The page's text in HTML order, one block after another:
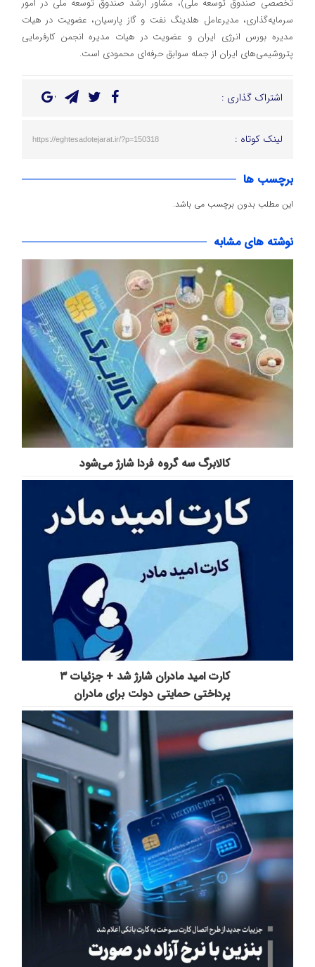
سرمایه‌گذاری، مدیرعامل هلدینگ نفت و گاز پارسیان، عضویت در هیات
مدیره بورس انرژی ایران و عضویت در هیات مدیره انجمن کارفرمایی
پتروشیمی‌های ایران از جمله سوابق حرفه‌ای محمودی است.
اشتراک گذاری :
لینک کوتاه : https://eghtesadotejarat.ir/?p=150318
برچسب ها
این مطلب بدون برچسب می باشد.
نوشته های مشابه
️کالابرگ سه گروه فردا شارژ می‌شود
کارت امید مادران شارژ شد + جزئیات ۳
پرداختی حمایتی دولت برای مادران